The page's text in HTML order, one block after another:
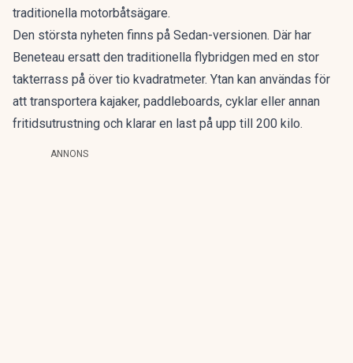
traditionella motorbåtsägare.
Den största nyheten finns på Sedan-versionen. Där har
Beneteau ersatt den traditionella flybridgen med en stor
takterrass på över tio kvadratmeter. Ytan kan användas för
att transportera kajaker, paddleboards, cyklar eller annan
fritidsutrustning och klarar en last på upp till 200 kilo.
ANNONS